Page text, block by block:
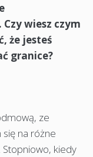
wiesz czym
że jesteś
granice?
ze
się na różne
Stopniowo, kiedy